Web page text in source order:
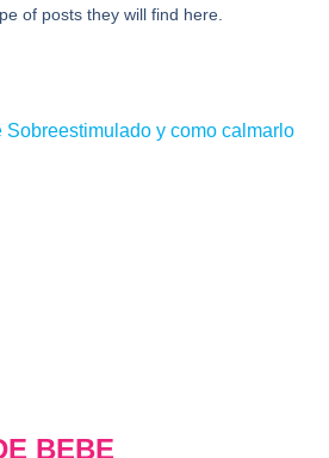
of posts they will find here.
BEBE